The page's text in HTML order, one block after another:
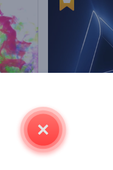
Renkli Parçacıklar Logo Gösterimi Neon Parıltısı İntro